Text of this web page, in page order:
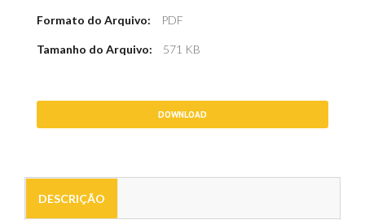
Formato do Arquivo: PDF
Tamanho do Arquivo: 571 KB
DOWNLOAD
DESCRIÇÃO